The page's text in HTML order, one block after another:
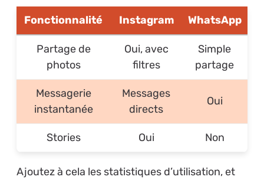
Fonctionnalité Instagram WhatsApp
Partage de
photos
Oui, avec
filtres
Simple
partage
Messagerie
instantanée
Messages
directs
Oui
Stories Oui Non
Ajoutez à cela les statistiques d’utilisation, et